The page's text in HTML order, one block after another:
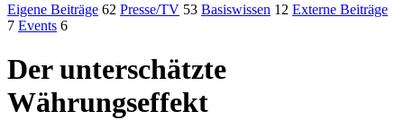
Eigene Beiträge 62 Presse/TV 53 Basiswissen 12 Externe Beiträge
7 Events 6
Der unterschätzte
Währungseffekt